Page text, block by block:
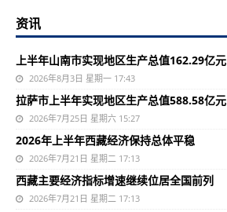
资讯
上半年山南市实现地区生产总值162.29亿元
2026年8月3日 星期一 17:43
拉萨市上半年实现地区生产总值588.58亿元
2026年7月25日 星期六 15:27
2026年上半年西藏经济保持总体平稳
2026年7月21日 星期二 17:13
西藏主要经济指标增速继续位居全国前列
2026年7月21日 星期二 17:13